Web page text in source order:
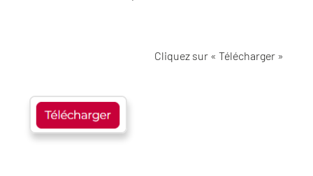
Cliquez sur « Télécharger »